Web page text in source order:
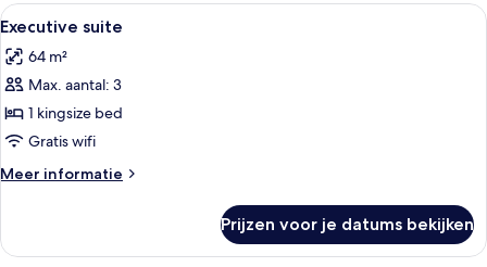
Alle
foto's
voor
Executive
suite
laden
Een hotelkamer met een groot bed,
5
Executive suite
64 m²
Max. aantal: 3
1 kingsize bed
Gratis wifi
Meer informatie
Meer
suite
Prijzen voor je datums bekijken